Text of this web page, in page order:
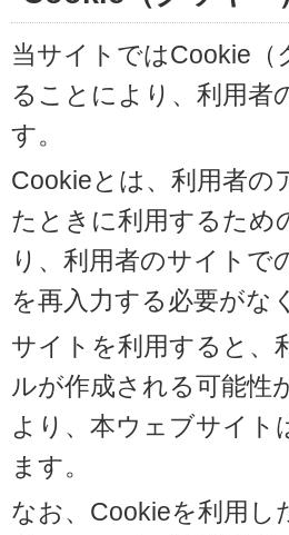
当サイトではCookie
ることにより、利用者
す。
Cookieとは、利用者の
たときに利用するため
り、利用者のサイトで
を再入力する必要がな
サイトを利用すると、
ルが作成される可能性
より、本ウェブサイト
ます。
なお、Cookieを利用し